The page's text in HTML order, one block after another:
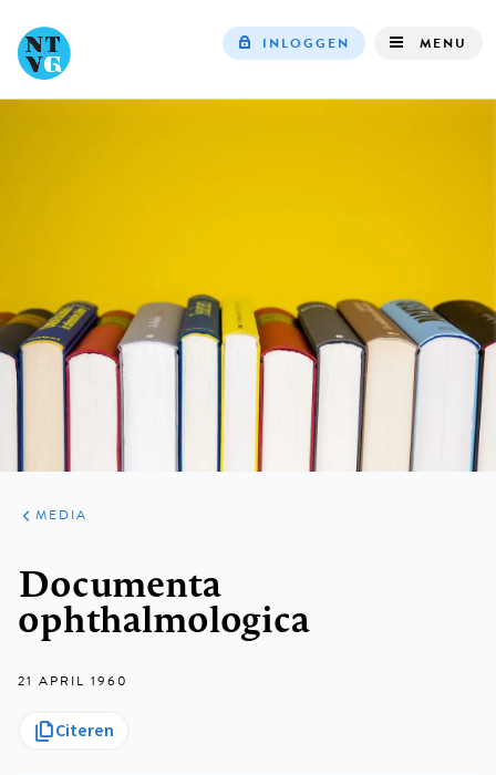
INLOGGEN MENU
ARTIKELEN
VARIA
MEDIA
Documenta
ophthalmologica
21 APRIL 1960
Citeren